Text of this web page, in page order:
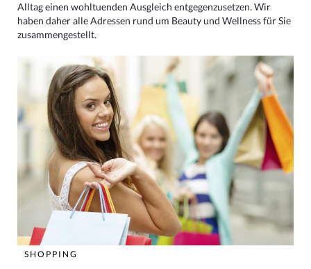
Alltag einen wohltuenden Ausgleich entgegenzusetzen. Wir
haben daher alle Adressen rund um Beauty und Wellness für Sie
zusammengestellt.
SHOPPING